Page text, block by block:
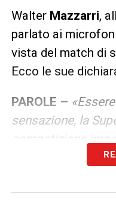
Walter Mazzarri,
parlato ai
vista del match di
Ecco le sue
PAROLE –
sensazione, la
competizione
panchina non è
che è la squadra